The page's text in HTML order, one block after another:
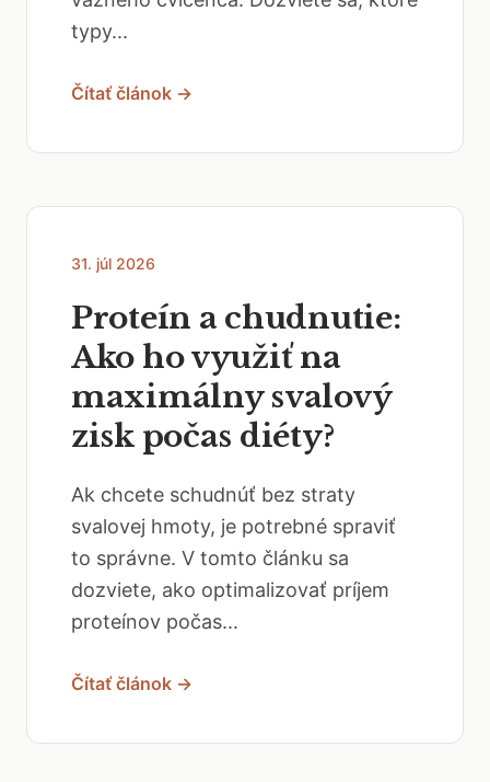
typy...
Čítať článok →
31. júl 2026
Proteín a chudnutie:
Ako ho využiť na
maximálny svalový
zisk počas diéty?
Ak chcete schudnúť bez straty
svalovej hmoty, je potrebné spraviť
to správne. V tomto článku sa
dozviete, ako optimalizovať príjem
proteínov počas...
Čítať článok →